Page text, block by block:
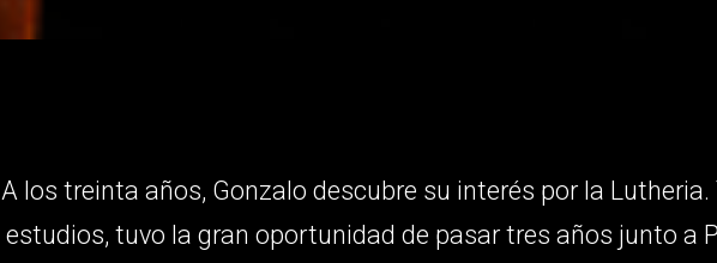
A los treinta años, Gonzalo descubre su interés por la
estudios, tuvo la gran oportunidad de pasar tres años junto a